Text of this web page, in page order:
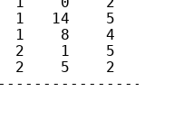
1   14    5
1    8    4    5
2    1    5    6
2    5    2    7